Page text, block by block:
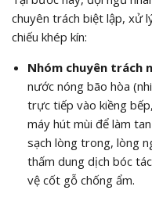
chuyên trách biệt lập, xử
chiếu khép kín:
Nhóm chuyên trách
nước nóng bão hòa
trực tiếp vào kiềng
máy hút mùi để làm
sạch lòng trong, lòng
thấm dung dịch bóc
vệ cốt gỗ chống ẩm.